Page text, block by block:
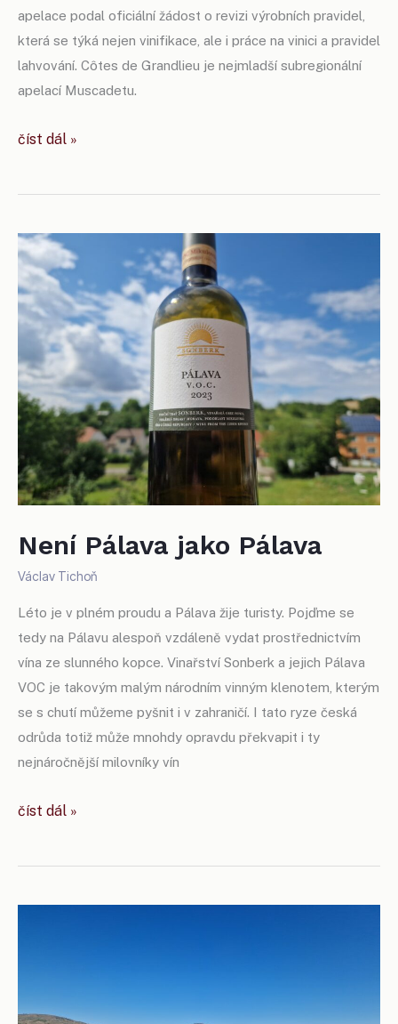
apelace podal oficiální žádost o revizi výrobních pravidel,
která se týká nejen vinifikace, ale i práce na vinici a pravidel
lahvování. Côtes de Grandlieu je nejmladší subregionální
apelací Muscadetu.
muscadet
usiluje
o změnu
legislativy
číst dál »
Není Pálava jako Pálava
Václav Tichoň
Léto je v plném proudu a Pálava žije turisty. Pojďme se
tedy na Pálavu alespoň vzdáleně vydat prostřednictvím
vína ze slunného kopce. Vinařství Sonberk a jejich Pálava
VOC je takovým malým národním vinným klenotem, kterým
se s chutí můžeme pyšnit i v zahraničí. I tato ryze česká
odrůda totiž může mnohdy opravdu překvapit i ty
nejnáročnější milovníky vín
není
číst dál »